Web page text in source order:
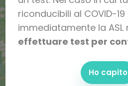
riconducibili al COVID-
immediatamente la ASL
effettuare test per
Ho capito